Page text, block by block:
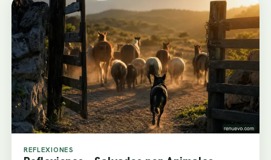
REFLEXIONES